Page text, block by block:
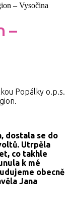
– Vysočina
–
Popálky o.p.s.
dostala se do
Utrpěla
co takhle
k mé
obecně
Jana